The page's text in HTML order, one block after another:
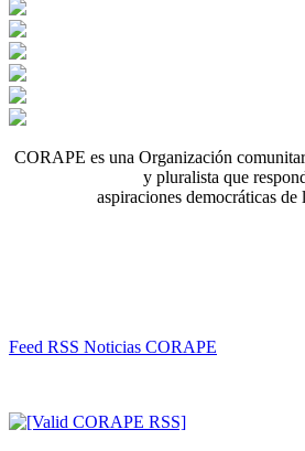
CORAPE es una Organización
y pluralista que
aspiraciones democráticas de
Feed RSS Noticias CORAPE